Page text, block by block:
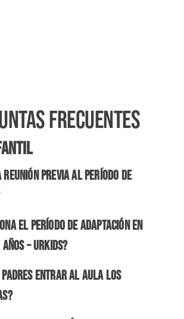
Frecuentes
reunión previa al período de
el período de adaptación en
– URKIDS?
padres entrar al aula los